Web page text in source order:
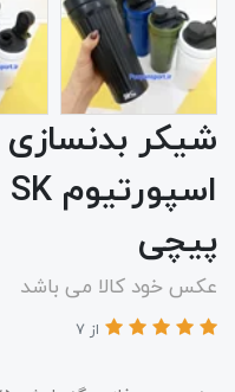
شیکر
پیچی
عکس خود کالا می باشد
از 7